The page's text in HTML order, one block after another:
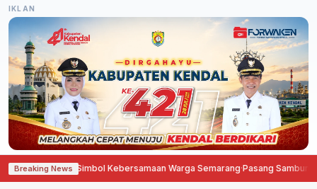
IKLAN
Breaking News
Dug Dug Der, Simbol Kebersamaan Warga Semarang·Pasang